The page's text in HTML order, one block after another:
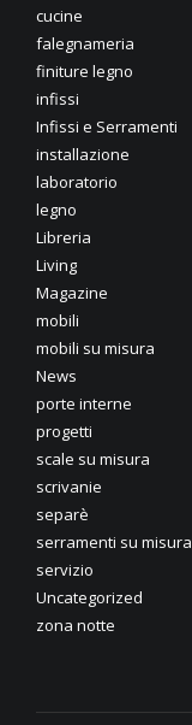
cucine
falegnameria
finiture legno
infissi
Infissi e Serramenti
installazione
laboratorio
legno
Libreria
Living
Magazine
mobili
mobili su misura
News
porte interne
progetti
scale su misura
scrivanie
separè
serramenti su misura
servizio
Uncategorized
zona notte